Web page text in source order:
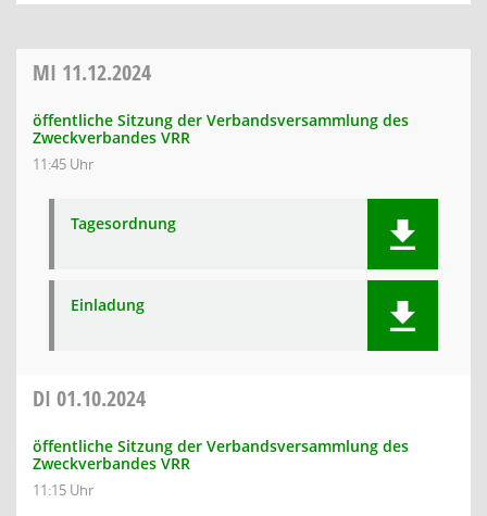
MI 11.12.2024
öffentliche Sitzung der Verbandsversammlung des
Zweckverbandes VRR
11:45 Uhr
Tagesordnung
Einladung
DI 01.10.2024
öffentliche Sitzung der Verbandsversammlung des
Zweckverbandes VRR
11:15 Uhr